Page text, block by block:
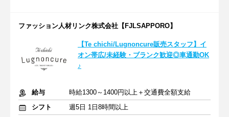
ファッション人材リンク株式会社【FJLSAPPORO】
【Te chichi/Lugnoncure販売スタッフ】イ
オン帯広/未経験・ブランク歓迎◎車通勤OK
♪
給与
時給1300～1400円以上＋交通費全額支給
シフト
週5日 1日8時間以上